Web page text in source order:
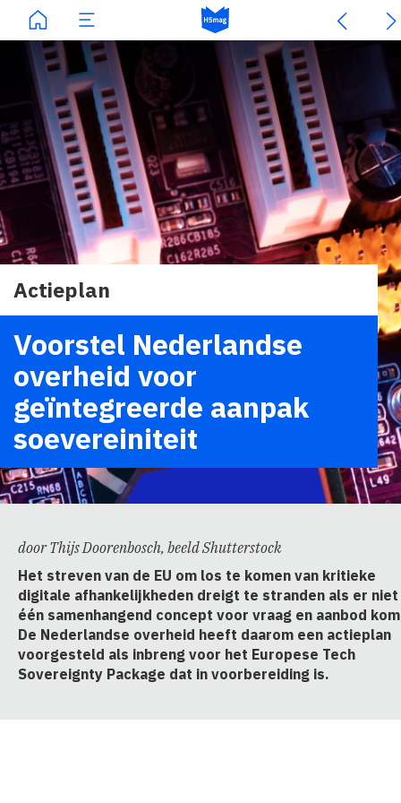
Actieplan
Voorstel Nederlandse
overheid voor
geïntegreerde aanpak
soevereiniteit
door Thijs Doorenbosch, beeld Shutterstock
Het streven van de EU om los te komen van kritieke
digitale afhankelijkheden dreigt te stranden als er niet
één samenhangend concept voor vraag en aanbod
De Nederlandse overheid heeft daarom een actieplan
voorgesteld als inbreng voor het Europese Tech
Sovereignty Package dat in voorbereiding is.